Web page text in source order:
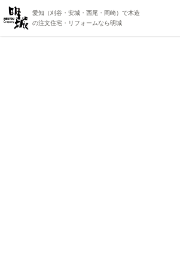
愛知（刈谷・安城・西尾・岡崎）で木造
の注文住宅・リフォームなら明城